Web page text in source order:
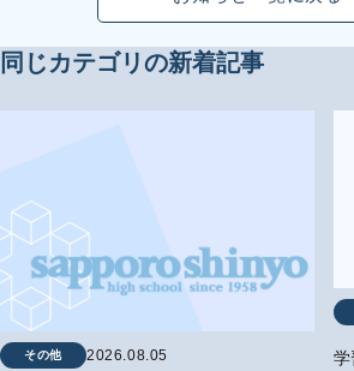
同じカテゴリの新着記事
その他 2026.08.05
学